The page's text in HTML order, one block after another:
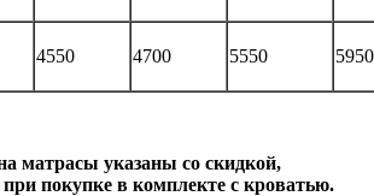
4550 4700 5550 5950
матрасы указаны со скидкой,
при покупке в комплекте с кроватью.